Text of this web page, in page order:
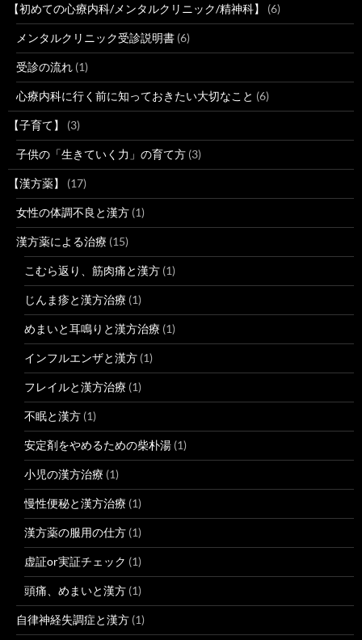
【初めての心療内科/メンタルクリニック/精神科】 (6)
メンタルクリニック受診説明書 (6)
受診の流れ (1)
心療内科に行く前に知っておきたい大切なこと (6)
【子育て】 (3)
子供の「生きていく力」の育て方 (3)
【漢方薬】 (17)
女性の体調不良と漢方 (1)
漢方薬による治療 (15)
こむら返り、筋肉痛と漢方 (1)
じんま疹と漢方治療 (1)
めまいと耳鳴りと漢方治療 (1)
インフルエンザと漢方 (1)
フレイルと漢方治療 (1)
不眠と漢方 (1)
安定剤をやめるための柴朴湯 (1)
小児の漢方治療 (1)
慢性便秘と漢方治療 (1)
漢方薬の服用の仕方 (1)
虚証or実証チェック (1)
頭痛、めまいと漢方 (1)
自律神経失調症と漢方 (1)